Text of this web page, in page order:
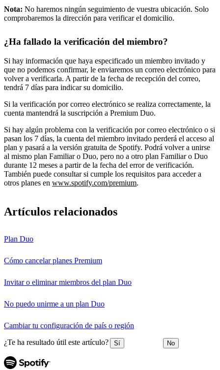
Nota: No haremos ningún seguimiento de vuestra ubicación. Solo
comprobaremos la dirección para verificar el domicilio.
¿Ha fallado la verificación del miembro?
Si hay información que haya especificado un miembro invitado y
que no podemos confirmar, le enviaremos un correo electrónico para
volver a verificarla. A partir de la fecha de recepción del correo,
tendrá 7 días para indicar su domicilio.
Si la verificación por correo electrónico se realiza correctamente, la
cuenta mantendrá la suscripción a Premium Duo.
Si hay algún problema con la verificación por correo electrónico o si
pasan los 7 días, la cuenta del miembro invitado perderá el acceso al
plan y pasará a la versión gratuita de Spotify. Podrá volver a unirse
al mismo plan Familiar o Duo, pero no a otro plan Familiar o Duo
durante 12 meses a partir de la fecha del error de verificación.
También puede consultar si cumple los requisitos para acceder a
otros planes en www.spotify.com/premium.
Artículos relacionados
Plan Duo
Cómo cancelar planes Premium
Invitar o eliminar miembros del plan Duo
No puedo unirme a un plan Duo
Cambiar tu configuración de país o región
¿Te ha resultado útil este artículo? Sí No